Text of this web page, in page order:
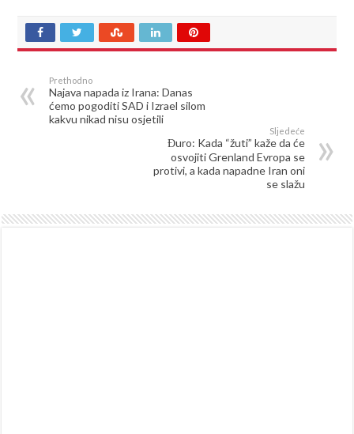
Prethodno
Najava napada iz Irana: Danas
ćemo pogoditi SAD i Izrael silom
kakvu nikad nisu osjetili
Sljedeće
Đuro: Kada “žuti” kaže da će
osvojiti Grenland Evropa se
protivi, a kada napadne Iran oni
se slažu